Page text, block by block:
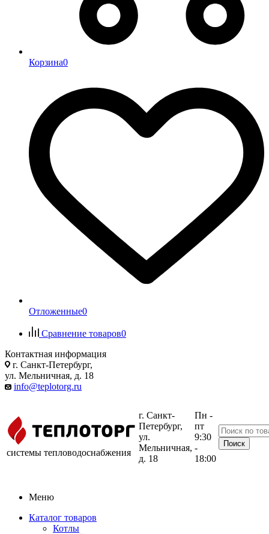
Корзина0
Отложенные0
Сравнение товаров0
Контактная информация
г. Санкт-Петербург,
ул. Мельничная, д. 18
info@teplotorg.ru
системы тепловодоснабжения
г. Санкт-
Петербург,
ул.
Мельничная,
д. 18
Пн -
пт
9:30
-
18:00
Меню
Каталог товаров
Котлы